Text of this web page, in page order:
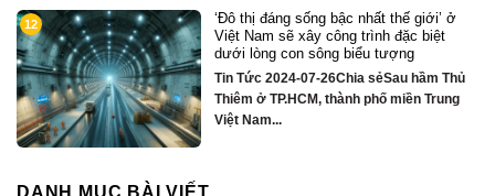
4
Nhà phố bên sông Hàn, ngay sát toà
căn hộ cao cấp S3 gần ngay mặt sông
Quỹ căn VipTin Tức 2024-08-28Chia
sẻNHÀ PHỐ BÊN SÔNG HÀN
TOWNHOUSE KINH DOANH THƯƠNG
MẠI...